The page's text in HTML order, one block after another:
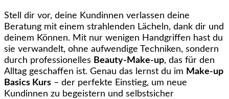
Stell dir vor, deine Kundinnen verlassen deine
Beratung mit einem strahlenden Lächeln, dank dir und
deinem Können. Mit nur wenigen Handgriffen hast du
sie verwandelt, ohne aufwendige Techniken, sondern
durch professionelles Beauty-Make-up, das für den
Alltag geschaffen ist. Genau das lernst du im Make-up
Basics Kurs – der perfekte Einstieg, um neue
Kundinnen zu begeistern und selbstsicher